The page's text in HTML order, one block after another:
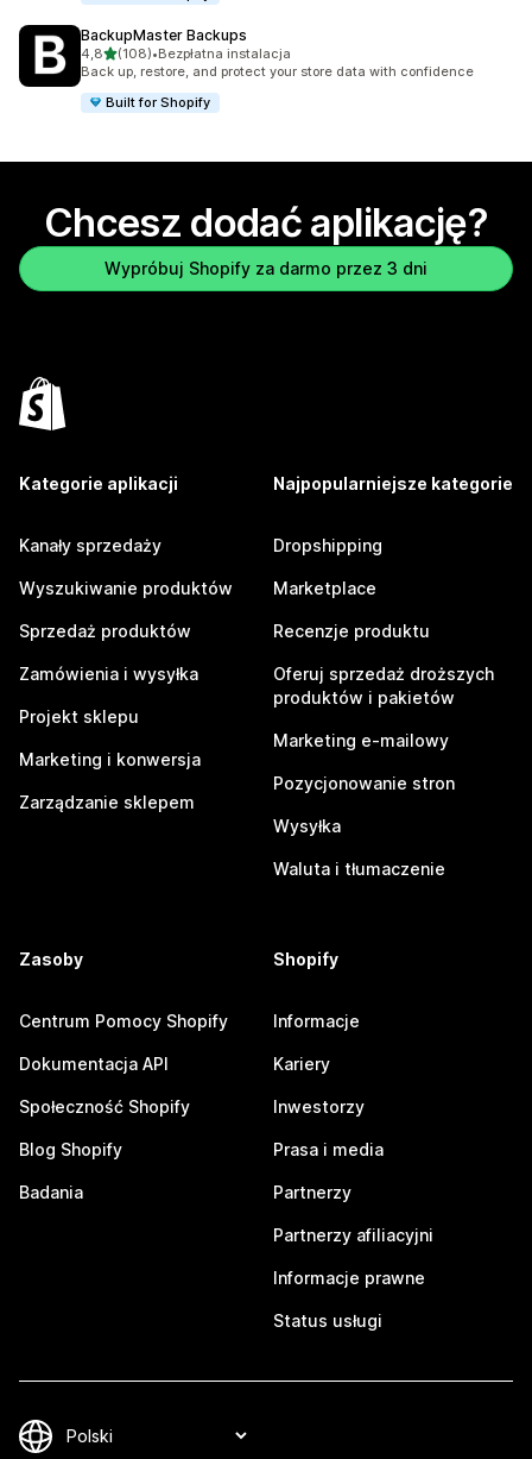
BackupMaster Backups
4,8na 5 gwiazdek
(108)
Łączna liczba recenzji: 108
•Bezpłatna instalacja
Back up, restore, and protect your store data with confidence
Built for Shopify
Chcesz dodać aplikację?
Wypróbuj Shopify za darmo przez 3 dni
Kategorie aplikacji
Kanały sprzedaży
Wyszukiwanie produktów
Sprzedaż produktów
Zamówienia i wysyłka
Projekt sklepu
Marketing i konwersja
Zarządzanie sklepem
Najpopularniejsze kategorie
Dropshipping
Marketplace
Recenzje produktu
Oferuj sprzedaż droższych
produktów i pakietów
Marketing e-mailowy
Pozycjonowanie stron
Wysyłka
Waluta i tłumaczenie
Zasoby
Centrum Pomocy Shopify
Dokumentacja API
Społeczność Shopify
Blog Shopify
Badania
Shopify
Informacje
Kariery
Inwestorzy
Prasa i media
Partnerzy
Partnerzy afiliacyjni
Informacje prawne
Status usługi